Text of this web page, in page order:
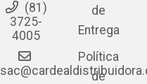
(81)
3725-
4005
de
Entrega
Política
de